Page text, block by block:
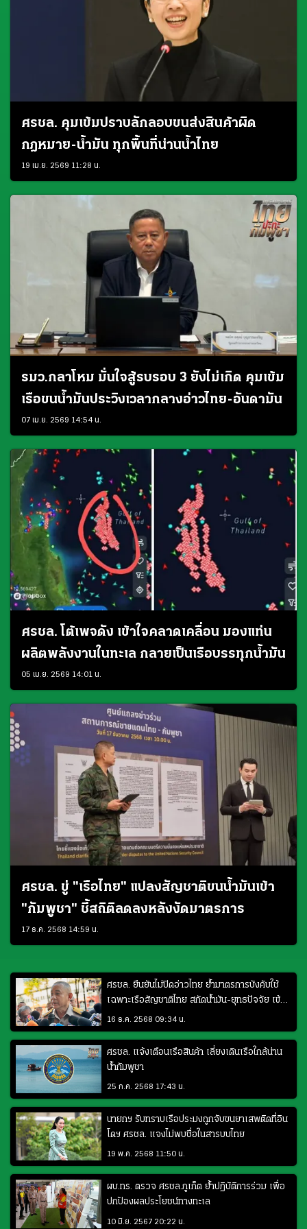
ศรชล. คุมเข้มปราบลักลอบขนส่งสินค้าผิด
กฎหมาย-น้ำมัน ทุกพื้นที่น่านน้ำไทย
19 เม.ย. 2569 11:28 น.
รมว.กลาโหม มั่นใจสู้รบรอบ 3 ยังไม่เกิด คุมเข้ม
เรือขนน้ำมันประวิงเวลากลางอ่าวไทย-อันดามัน
07 เม.ย. 2569 14:54 น.
ศรชล. โต้เพจดัง เข้าใจคลาดเคลื่อน มองแท่น
ผลิตพลังงานในทะเล กลายเป็นเรือบรรทุกน้ำมัน
05 เม.ย. 2569 14:01 น.
ศรชล. ขู่ "เรือไทย" แปลงสัญชาติขนน้ำมันเข้า
"กัมพูชา" ชี้สถิติลดลงหลังงัดมาตรการ
17 ธ.ค. 2568 14:59 น.
ศรชล. ยืนยันไม่ปิดอ่าวไทย ย้ำมาตรการบังคับใช้
เฉพาะเรือสัญชาติไทย สกัดน้ำมัน-ยุทธปัจจัย เข้า
กัมพูชา
16 ธ.ค. 2568 09:34 น.
ศรชล. แจ้งเตือนเรือสินค้า เลี่ยงเดินเรือใกล้น่าน
น้ำกัมพูชา
25 ก.ค. 2568 17:43 น.
นายกฯ รับทราบเรือประมงถูกจับขนยาเสพติดที่อิน
โดฯ ศรชล. แจงไม่พบชื่อในสารบบไทย
19 พ.ค. 2568 11:50 น.
ผบ.ทร. ตรวจ ศรชล.ภูเก็ต ย้ำปฏิบัติการร่วม เพื่อ
ปกป้องผลประโยชน์ทางทะเล
10 มิ.ย. 2567 20:22 น.